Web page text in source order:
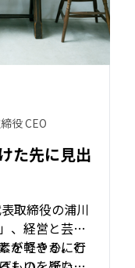
役 CEO
た先に見出
取締役の浦川
、経営と芸
を軽やかに行
ができる。む